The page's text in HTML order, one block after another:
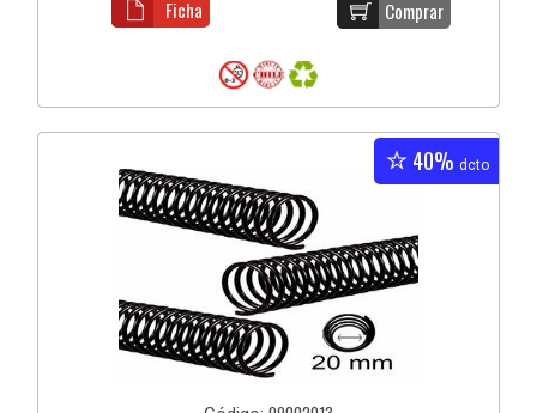
Comprar
Ficha
40% dcto